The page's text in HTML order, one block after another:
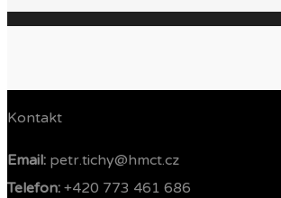
Kontakt
Email: petr.tichy@hmct.cz
Telefon: ‭ +420 773 461 686‬